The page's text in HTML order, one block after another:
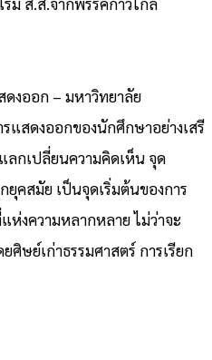
ดงออก – มหาวิทยาลัย
แสดงออกของนักศึกษาอย่างเสรี
กเปลี่ยนความคิดเห็น จุด
คสมัย เป็นจุดเริ่มต้นของการ
ห่งความหลากหลาย ไม่ว่าจะ
ศิษย์เก่าธรรมศาสตร์ การเรียก